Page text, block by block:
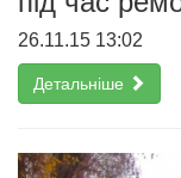
26.11.15 13:02
Детальніше